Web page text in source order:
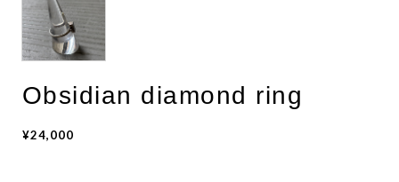
Obsidian diamond ring
¥24,000